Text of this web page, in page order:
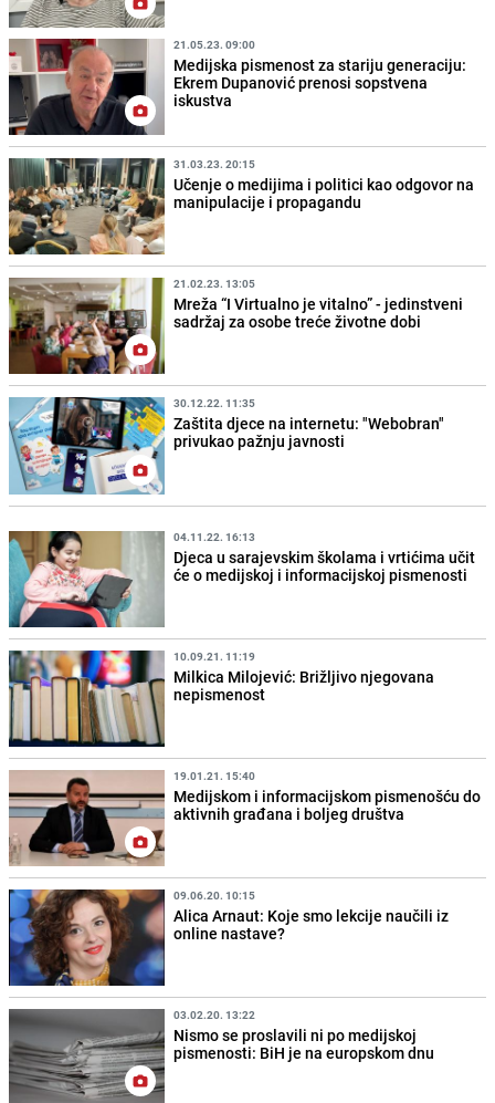
21.05.23. 09:00
Medijska pismenost za stariju generaciju:
Ekrem Dupanović prenosi sopstvena
iskustva
31.03.23. 20:15
Učenje o medijima i politici kao odgovor na
manipulacije i propagandu
21.02.23. 13:05
Mreža “I Virtualno je vitalno” - jedinstveni
sadržaj za osobe treće životne dobi
30.12.22. 11:35
Zaštita djece na internetu: "Webobran"
privukao pažnju javnosti
04.11.22. 16:13
Djeca u sarajevskim školama i vrtićima učit
će o medijskoj i informacijskoj pismenosti
10.09.21. 11:19
Milkica Milojević: Brižljivo njegovana
nepismenost
19.01.21. 15:40
Medijskom i informacijskom pismenošću do
aktivnih građana i boljeg društva
09.06.20. 10:15
Alica Arnaut: Koje smo lekcije naučili iz
online nastave?
03.02.20. 13:22
Nismo se proslavili ni po medijskoj
pismenosti: BiH je na europskom dnu